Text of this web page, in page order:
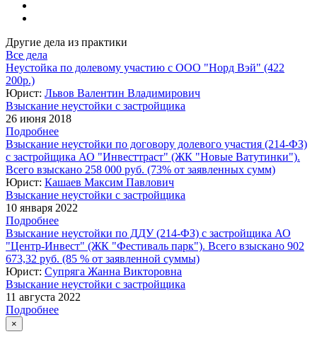
Другие дела из практики
Все дела
Неустойка по долевому участию с ООО "Норд Вэй" (422
200р.)
Юрист: Львов Валентин Владимирович
Взыскание неустойки с застройщика
26 июня 2018
Подробнее
Взыскание неустойки по договору долевого участия (214-ФЗ)
с застройщика АО "Инвесттраст" (ЖК "Новые Ватутинки").
Всего взыскано 258 000 руб. (73% от заявленных сумм)
Юрист: Кашаев Максим Павлович
Взыскание неустойки с застройщика
10 января 2022
Подробнее
Взыскание неустойки по ДДУ (214-ФЗ) с застройщика АО
"Центр-Инвест" (ЖК "Фестиваль парк"). Всего взыскано 902
673,32 руб. (85 % от заявленной суммы)
Юрист: Супряга Жанна Викторовна
Взыскание неустойки с застройщика
11 августа 2022
Подробнее
×